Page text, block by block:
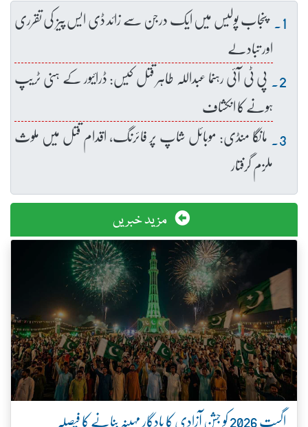
پنجاب پولیس میں ایک درجن سے زائد ڈی ایس پیز کی تقرری
اور تبادلے
پی ٹی آئی رہنما عبداللہ طاہر قتل کیس: ڈرائیور کے ہنی ٹریپ
ہونے کا انکشاف
مانگا منڈی: موبائل شاپ پر فائرنگ، اقدام قتل میں ملوث
ملزم گرفتار
مزید خبریں